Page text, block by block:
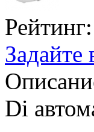
Задайте
Di